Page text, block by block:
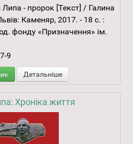
- пророк [Текст] / Галина
Каменяр, 2017. - 18 с. :
фонду «Призначення» ім.
9
Детальніше
Хроніка життя